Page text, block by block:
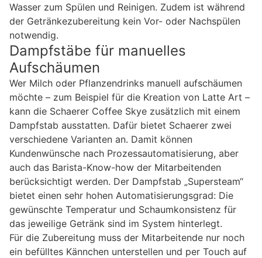
Wasser zum Spülen und Reinigen. Zudem ist während
der Getränkezubereitung kein Vor- oder Nachspülen
notwendig.
Dampfstäbe für manuelles
Aufschäumen
Wer Milch oder Pflanzendrinks manuell aufschäumen
möchte – zum Beispiel für die Kreation von Latte Art –
kann die Schaerer Coffee Skye zusätzlich mit einem
Dampfstab ausstatten. Dafür bietet Schaerer zwei
verschiedene Varianten an. Damit können
Kundenwünsche nach Prozessautomatisierung, aber
auch das Barista-Know-how der Mitarbeitenden
berücksichtigt werden. Der Dampfstab „Supersteam“
bietet einen sehr hohen Automatisierungsgrad: Die
gewünschte Temperatur und Schaumkonsistenz für
das jeweilige Getränk sind im System hinterlegt.
Für die Zubereitung muss der Mitarbeitende nur noch
ein befülltes Kännchen unterstellen und per Touch auf